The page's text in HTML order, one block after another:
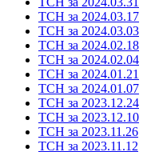
ТСН за 2024.03.17
ТСН за 2024.03.03
ТСН за 2024.02.18
ТСН за 2024.02.04
ТСН за 2024.01.21
ТСН за 2024.01.07
ТСН за 2023.12.24
ТСН за 2023.12.10
ТСН за 2023.11.26
ТСН за 2023.11.12